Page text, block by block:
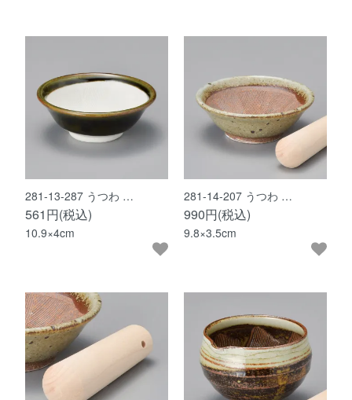
281-13-287 うつわ …
561円(税込)
10.9×4cm
281-14-207 うつわ …
990円(税込)
9.8×3.5cm